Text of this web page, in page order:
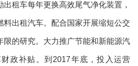
租车每年更换高效尾气净化装置，
料出租汽车。配合国家开展缩短公交
限的研究。大力推广节能和新能源汽
政补贴。到 2017年底，投入运营